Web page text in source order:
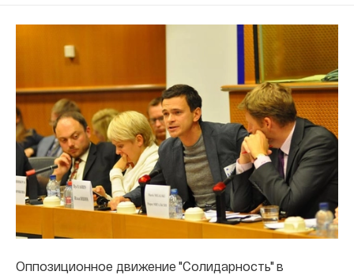
Оппозиционное движение "Солидарность" в